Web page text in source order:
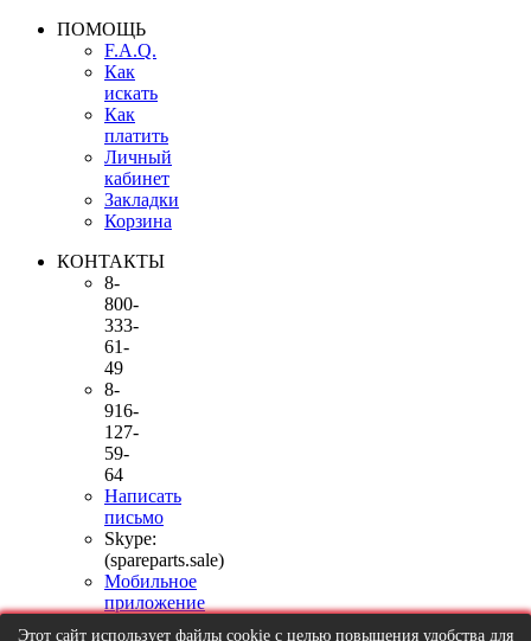
ПОМОЩЬ
F.A.Q.
Как
искать
Как
платить
Личный
кабинет
Закладки
Корзина
КОНТАКТЫ
8-
800-
333-
61-
49
8-
916-
127-
59-
64
Написать
письмо
Skype:
(spareparts.sale)
Мобильное
приложение
Этот сайт использует файлы cookie с целью повышения удобства для